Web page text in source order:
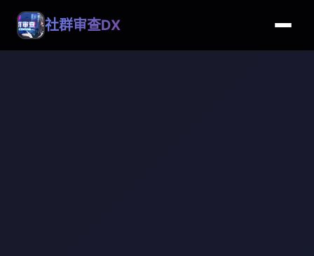
社群审查DX